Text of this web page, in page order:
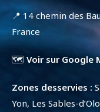
📍 14 chemin des
France
🗺️ Voir sur Google
Zones desservies :
Yon, Les Sables-